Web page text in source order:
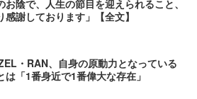
お陰で、人生の節目を迎えられること、
感謝しております」【全文】
・RAN、自身の原動力となっている
は「1番身近で1番偉大な存在」